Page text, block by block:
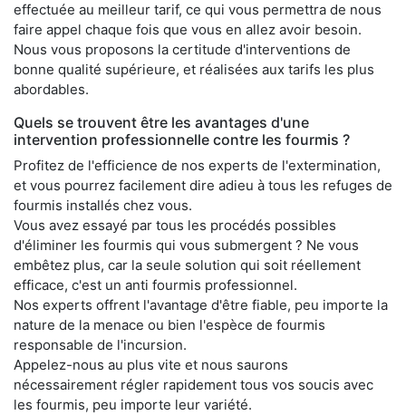
effectuée au meilleur tarif, ce qui vous permettra de nous
faire appel chaque fois que vous en allez avoir besoin.
Nous vous proposons la certitude d'interventions de
bonne qualité supérieure, et réalisées aux tarifs les plus
abordables.
Quels se trouvent être les avantages d'une
intervention professionnelle contre les fourmis ?
Profitez de l'efficience de nos experts de l'extermination,
et vous pourrez facilement dire adieu à tous les refuges de
fourmis installés chez vous.
Vous avez essayé par tous les procédés possibles
d'éliminer les fourmis qui vous submergent ? Ne vous
embêtez plus, car la seule solution qui soit réellement
efficace, c'est un anti fourmis professionnel.
Nos experts offrent l'avantage d'être fiable, peu importe la
nature de la menace ou bien l'espèce de fourmis
responsable de l'incursion.
Appelez-nous au plus vite et nous saurons
nécessairement régler rapidement tous vos soucis avec
les fourmis, peu importe leur variété.